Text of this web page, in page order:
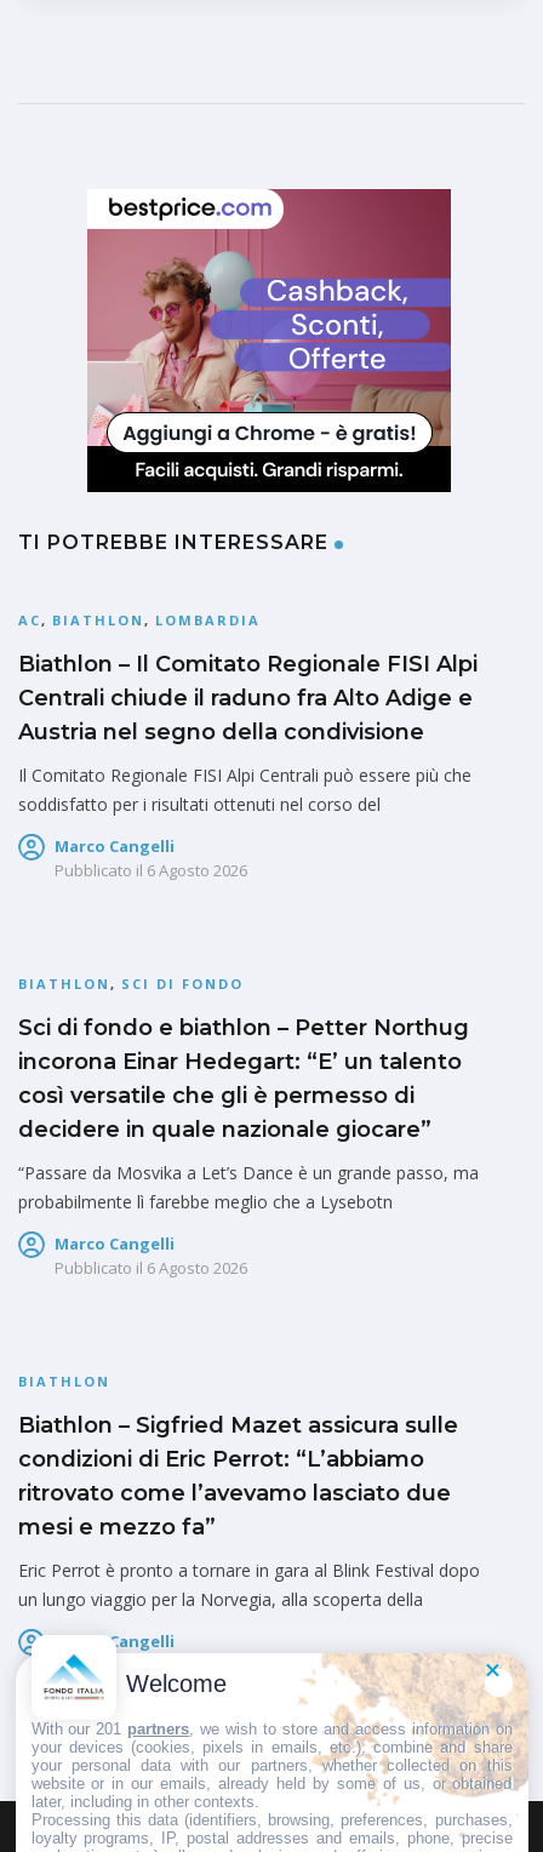
TI POTREBBE INTERESSARE
AC, BIATHLON , LOMBARDIA
Biathlon – Il Comitato Regionale FISI Alpi
Centrali chiude il raduno fra Alto Adige e
Austria nel segno della condivisione
Il Comitato Regionale FISI Alpi Centrali può essere più che
soddisfatto per i risultati ottenuti nel corso del
Marco Cangelli
Pubblicato il 6 Agosto 2026
BIATHLON , SCI DI FONDO
Sci di fondo e biathlon – Petter Northug
incorona Einar Hedegart: “E’ un talento
così versatile che gli è permesso di
decidere in quale nazionale giocare”
“Passare da Mosvika a Let’s Dance è un grande passo, ma
probabilmente lì farebbe meglio che a Lysebotn
Marco Cangelli
Pubblicato il 6 Agosto 2026
BIATHLON
Biathlon – Sigfried Mazet assicura sulle
condizioni di Eric Perrot: “L’abbiamo
ritrovato come l’avevamo lasciato due
mesi e mezzo fa”
Eric Perrot è pronto a tornare in gara al Blink Festival dopo
un lungo viaggio per la Norvegia, alla scoperta della
Marco Cangelli
Pubblicato il
Welcome
With our 201 partners , we wish to store and access information on
your devices (cookies, pixels in emails, etc.), combine and share
your personal data with our partners, whether collected on this
website or in our emails, already held by some of us, or obtained
later, including in other contexts.
Processing this data (identifiers, browsing, preferences, purchases,
loyalty programs, IP, postal addresses and emails, phone, precise